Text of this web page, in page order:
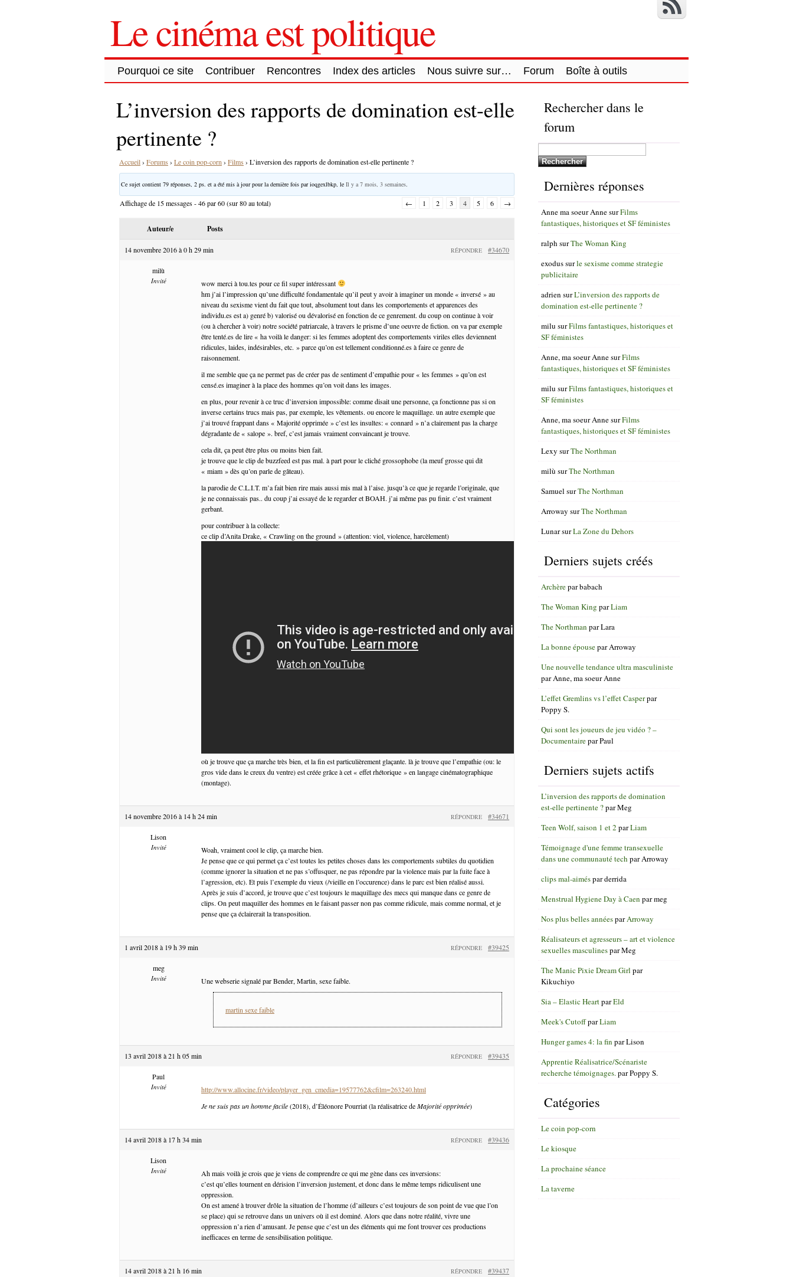
Le cinéma est politique
Pourquoi ce site Contribuer Rencontres Index des articles Nous suivre sur… Forum Boîte à outils
L’inversion des rapports de domination est-elle
pertinente ?
Accueil› Forums › Le coin pop-corn › Films › L’inversion des rapports de domination est-elle pertinente ?
Ce sujet contient 79 réponses, 2 ps. et a été mis à jour pour la dernière fois parioqgexlbkp , le Il y a 7 mois, 3 semaines
Affichage de 15 messages - 46 par 60 (sur 80 au total) ← 1 2 3 4 5 6 →
Auteur/e Posts
14 novembre 2016 à 0 h 29 min #34670
RÉPONDRE
milù
Invité
wow merci à tou.tes pour ce fil super intéressant
hm j’ai l’impression qu’une difficulté fondamentale qu’il peut y avoir à imaginer un monde « inversé » au
niveau du sexisme vient du fait que tout, absolument tout dans les comportements et apparences des
individu.es est a) genré b) valorisé ou dévalorisé en fonction de ce genrement. du coup on continue à voir
(ou à chercher à voir) notre société patriarcale, à travers le prisme d’une oeuvre de fiction. on va par exemple
être tenté.es de lire « ha voilà le danger: si les femmes adoptent des comportements viriles elles deviennent
ridicules, laides, indésirables, etc. » parce qu’on est tellement conditionné.es à faire ce genre de
raisonnement.
il me semble que ça ne permet pas de créer pas de sentiment d’empathie pour « les femmes » qu’on est
censé.es imaginer à la place des hommes qu’on voit dans les images.
en plus, pour revenir à ce truc d’inversion impossible: comme disait une personne, ça fonctionne pas si on
inverse certains trucs mais pas, par exemple, les vêtements. ou encore le maquillage. un autre exemple que
j’ai trouvé frappant dans « Majorité opprimée » c’est les insultes: « connard » n’a clairement pas la charge
dégradante de « salope ». bref, c’est jamais vraiment convaincant je trouve.
cela dit, ça peut être plus ou moins bien fait.
je trouve que le clip de buzzfeed est pas mal. à part pour le cliché grossophobe (la meuf grosse qui dit
« miam » dès qu’on parle de gâteau).
la parodie de C.L.I.T. m’a fait bien rire mais aussi mis mal à l’aise. jusqu’à ce que je regarde l’originale, que
je ne connaissais pas.. du coup j’ai essayé de le regarder et BOAH. j’ai même pas pu finir. c’est vraiment
gerbant.
pour contribuer à la collecte:
ce clip d’Anita Drake, « Crawling on the ground » (attention: viol, violence, harcèlement)
où je trouve que ça marche très bien, et la fin est particulièrement glaçante. là je trouve que l’empathie (ou: le
gros vide dans le creux du ventre) est créée grâce à cet « effet rhétorique » en langage cinématographique
(montage).
14 novembre 2016 à 14 h 24 min #34671
RÉPONDRE
Lison
Invité
Woah, vraiment cool le clip, ça marche bien.
Je pense que ce qui permet ça c’est toutes les petites choses dans les comportements subtiles du quotidien
(comme ignorer la situation et ne pas s’offusquer, ne pas répondre par la violence mais par la fuite face à
l’agression, etc). Et puis l’exemple du vieux (/vieille en l’occurence) dans le parc est bien réalisé aussi.
Après je suis d’accord, je trouve que c’est toujours le maquillage des mecs qui manque dans ce genre de
clips. On peut maquiller des hommes en le faisant passer non pas comme ridicule, mais comme normal, et je
pense que ça éclairerait la transposition.
1 avril 2018 à 19 h 39 min #39425
RÉPONDRE
meg
Invité Une webserie signalé par Bender, Martin, sexe faible.
martin sexe faible
13 avril 2018 à 21 h 05 min #39435
RÉPONDRE
Paul
Invité
http://www.allocine.fr/video/player_gen_cmedia=19577762&cfilm=263240.html
Je ne suis pas un homme facile(2018), d’Éléonore Pourriat (la réalisatrice deMajorité opprimée)
14 avril 2018 à 17 h 34 min #39436
RÉPONDRE
Lison
Invité
Ah mais voilà je crois que je viens de comprendre ce qui me gène dans ces inversions:
c’est qu’elles tournent en dérision l’inversion justement, et donc dans le même temps ridiculisent une
oppression.
On est amené à trouver drôle la situation de l’homme (d’ailleurs c’est toujours de son point de vue que l’on
se place) qui se retrouve dans un univers où il est dominé. Alors que dans notre réalité, vivre une
oppression n’a rien d’amusant. Je pense que c’est un des éléments qui me font trouver ces productions
inefficaces en terme de sensibilisation politique.
14 avril 2018 à 21 h 16 min #39437
RÉPONDRE
Rechercher dans le
forum
Dernières réponses
Anne ma soeur AnnesurFilms
fantastiques, historiques et SF féministes
ralph surThe Woman King
exodussurle sexisme comme strategie
publicitaire
adrien surL’inversion des rapports de
domination est-elle pertinente ?
milu surFilms fantastiques, historiques et
SF féministes
Anne, ma soeur AnnesurFilms
fantastiques, historiques et SF féministes
milu surFilms fantastiques, historiques et
SF féministes
Anne, ma soeur AnnesurFilms
fantastiques, historiques et SF féministes
Lexy surThe Northman
milù surThe Northman
Samuel surThe Northman
Arroway surThe Northman
LunarsurLa Zone du Dehors
Derniers sujets créés
Archèreparbabach
The Woman King parLiam
The Northman parLara
La bonne épouseparArroway
Une nouvelle tendance ultra masculiniste
parAnne, ma soeur Anne
L’effet Gremlins vs l’effet Casperpar
Poppy S.
Qui sont les joueurs de jeu vidéo ? –
DocumentaireparPaul
Derniers sujets actifs
L’inversion des rapports de domination
est-elle pertinente ?parMeg
Teen Wolf, saison 1 et 2 parLiam
Témoignage d'une femme transexuelle
dans une communauté tech parArroway
clips mal-aimésparderrida
Menstrual Hygiene Day à Caen parmeg
Nos plus belles annéesparArroway
Réalisateurs et agresseurs – art et violence
sexuelles masculinesparMeg
The Manic Pixie Dream Girl par
Kikuchiyo
Sia – Elastic HeartparEld
Meek's CutoffparLiam
Hunger games 4: la fin parLison
Apprentie Réalisatrice/Scénariste
recherche témoignages. parPoppy S.
Catégories
Le coin pop-corn
Le kiosque
La prochaine séance
La taverne